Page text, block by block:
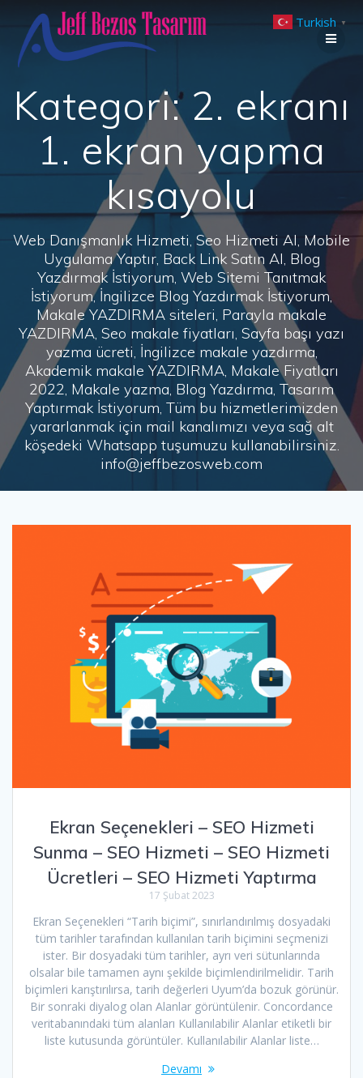
to
Kategori:2. ekranı
1. ekran yapma
kısayolu
Web Danışmanlık Hizmeti, Seo Hizmeti Al, Mobile
Uygulama Yaptır, Back Link Satın Al, Blog
Yazdırmak İstiyorum, Web Sitemi Tanıtmak
İstiyorum, İngilizce Blog Yazdırmak İstiyorum,
Makale YAZDIRMA siteleri, Parayla makale
YAZDIRMA, Seo makale fiyatları, Sayfa başı yazı
yazma ücreti, İngilizce makale yazdırma,
Akademik makale YAZDIRMA, Makale Fiyatları
2022, Makale yazma, Blog Yazdırma, Tasarım
Yaptırmak İstiyorum, Tüm bu hizmetlerimizden
yararlanmak için mail kanalımızı veya sağ alt
köşedeki Whatsapp tuşumuzu kullanabilirsiniz.
info@jeffbezosweb.com
Ekran Seçenekleri – SEO Hizmeti
Sunma – SEO Hizmeti – SEO Hizmeti
Ücretleri – SEO Hizmeti Yaptırma
17 Şubat 2023
Ekran Seçenekleri “Tarih biçimi”, sınırlandırılmış dosyadaki
tüm tarihler tarafından kullanılan tarih biçimini seçmenizi
ister. Bir dosyadaki tüm tarihler, ayrı veri sütunlarında
olsalar bile tamamen aynı şekilde biçimlendirilmelidir. Tarih
biçimleri karıştırılırsa, tarih değerleri Uyum’da bozuk görünür.
Bir sonraki diyalog olan Alanlar görüntülenir. Concordance
veritabanındaki tüm alanları Kullanılabilir Alanlar etiketli bir
liste kutusunda görüntüler. Kullanılabilir Alanlar liste…
Devamı
Turkish ▼